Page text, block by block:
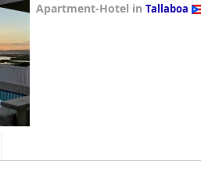
Apartment-Hotel in Tallaboa